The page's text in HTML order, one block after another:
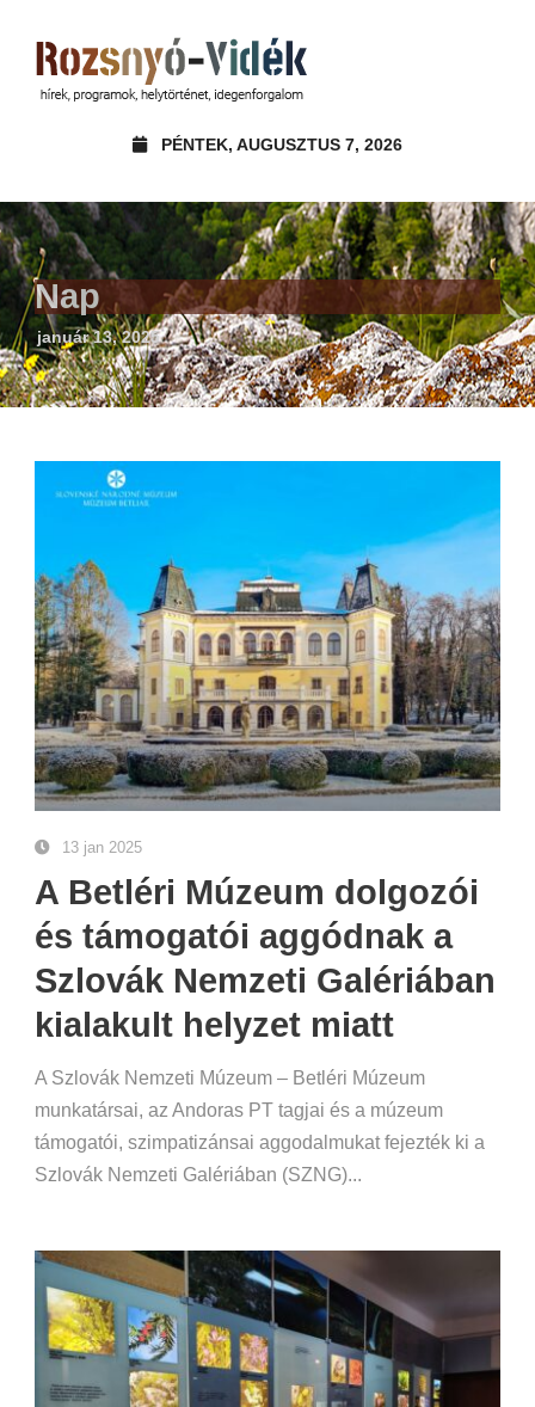
PÉNTEK, AUGUSZTUS 7, 2026
Nap
január 13, 2025
13 jan 2025
A Betléri Múzeum dolgozói
és támogatói aggódnak a
Szlovák Nemzeti Galériában
kialakult helyzet miatt
A Szlovák Nemzeti Múzeum – Betléri Múzeum
munkatársai, az Andoras PT tagjai és a múzeum
támogatói, szimpatizánsai aggodalmukat fejezték ki a
Szlovák Nemzeti Galériában (SZNG)...